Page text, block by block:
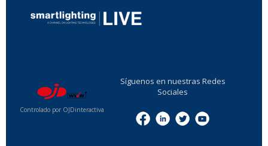
Controlado por OJDinteractiva
Síguenos en nuestras Redes
Sociales